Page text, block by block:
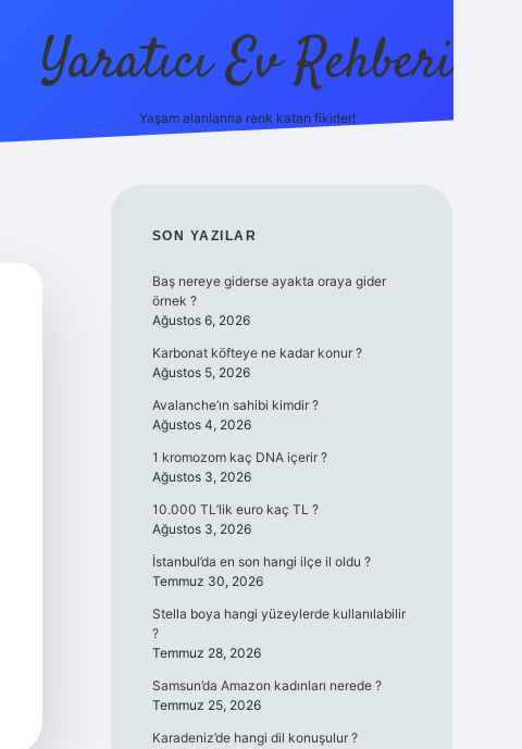
Yaratıcı Ev Rehberi
Yaşam alanlarına renk katan fikirler!
SIDEBAR
SON YAZILAR
Baş nereye giderse ayakta oraya gider
örnek ?
Ağustos 6, 2026
Karbonat köfteye ne kadar konur ?
Ağustos 5, 2026
Avalanche’ın sahibi kimdir ?
Ağustos 4, 2026
1 kromozom kaç DNA içerir ?
Ağustos 3, 2026
10.000 TL’lik euro kaç TL ?
Ağustos 3, 2026
İstanbul’da en son hangi ilçe il oldu ?
Temmuz 30, 2026
Stella boya hangi yüzeylerde kullanılabilir
?
Temmuz 28, 2026
Samsun’da Amazon kadınları nerede ?
Temmuz 25, 2026
Karadeniz’de hangi dil konuşulur ?